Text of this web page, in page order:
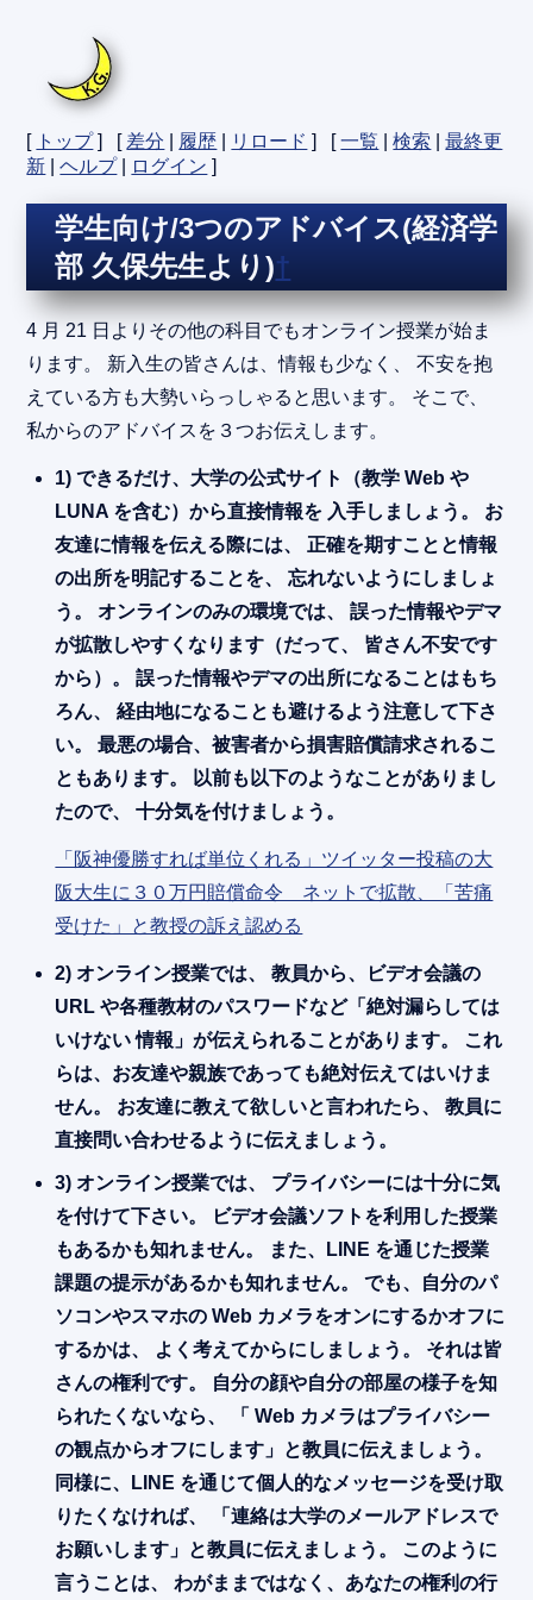
[ トップ] [ 差分 履歴 リロード ] [一覧 |検索 |最終更
新 |ヘルプ| ログイン ]
学生向け/3つのアドバイス(経済学
部 久保先生より)†
4 月 21 日よりその他の科目でもオンライン授業が始ま
ります。 新入生の皆さんは、情報も少なく、 不安を抱
えている方も大勢いらっしゃると思います。 そこで、
私からのアドバイスを３つお伝えします。
1) できるだけ、大学の公式サイト（教学 Web や
LUNA を含む）から直接情報を 入手しましょう。 お
友達に情報を伝える際には、 正確を期すことと情報
の出所を明記することを、 忘れないようにしましょ
う。 オンラインのみの環境では、 誤った情報やデマ
が拡散しやすくなります（だって、 皆さん不安です
から）。 誤った情報やデマの出所になることはもち
ろん、 経由地になることも避けるよう注意して下さ
い。 最悪の場合、被害者から損害賠償請求されるこ
ともあります。 以前も以下のようなことがありまし
たので、 十分気を付けましょう。
「阪神優勝すれば単位くれる」ツイッター投稿の大
阪大生に３０万円賠償命令 ネットで拡散、「苦痛
受けた」と教授の訴え認める
2) オンライン授業では、 教員から、ビデオ会議の
URL や各種教材のパスワードなど「絶対漏らしては
いけない 情報」が伝えられることがあります。 これ
らは、お友達や親族であっても絶対伝えてはいけま
せん。 お友達に教えて欲しいと言われたら、 教員に
直接問い合わせるように伝えましょう。
3) オンライン授業では、 プライバシーには十分に気
を付けて下さい。 ビデオ会議ソフトを利用した授業
もあるかも知れません。 また、LINE を通じた授業
課題の提示があるかも知れません。 でも、自分のパ
ソコンやスマホの Web カメラをオンにするかオフに
するかは、 よく考えてからにしましょう。 それは皆
さんの権利です。 自分の顔や自分の部屋の様子を知
られたくないなら、 「 Web カメラはプライバシー
の観点からオフにします」と教員に伝えましょう。
同様に、LINE を通じて個人的なメッセージを受け取
りたくなければ、 「連絡は大学のメールアドレスで
お願いします」と教員に伝えましょう。 このように
言うことは、 わがままではなく、あなたの権利の行